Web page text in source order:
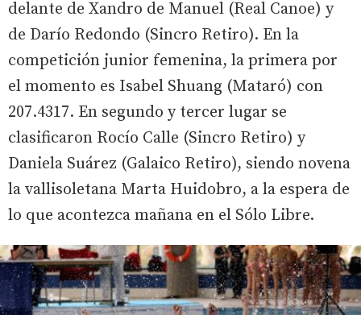
delante de Xandro de Manuel (Real Canoe) y
de Darío Redondo (Sincro Retiro). En la
competición junior femenina, la primera por
el momento es Isabel Shuang (Mataró) con
207.4317. En segundo y tercer lugar se
clasificaron Rocío Calle (Sincro Retiro) y
Daniela Suárez (Galaico Retiro), siendo novena
la vallisoletana Marta Huidobro, a la espera de
lo que acontezca mañana en el Sólo Libre.